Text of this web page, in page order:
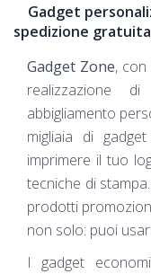
Gadget
spedizione gratuita
Gadget Zone, con
realizzazione di
abbigliamento
migliaia di
imprimere il tuo
tecniche di
prodotti
non solo: puoi
I gadget